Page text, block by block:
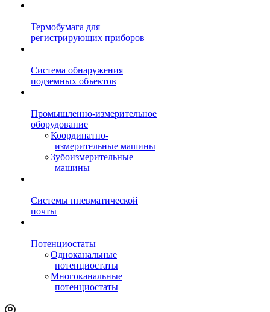
Термобумага для
регистрирующих приборов
Система обнаружения
подземных объектов
Промышленно-измерительное
оборудование
Координатно-
измерительные машины
Зубоизмерительные
машины
Системы пневматической
почты
Потенциостаты
Одноканальные
потенциостаты
Многоканальные
потенциостаты